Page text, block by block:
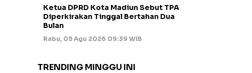
Ketua DPRD Kota Madiun Sebut TPA
Diperkirakan Tinggal Bertahan Dua
Bulan
Rabu, 05 Agu 2026 09:39 WIB
TRENDING MINGGU INI